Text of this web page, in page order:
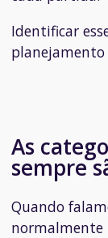
Identificar
planejamento
As
sempre
Quando
normalmente